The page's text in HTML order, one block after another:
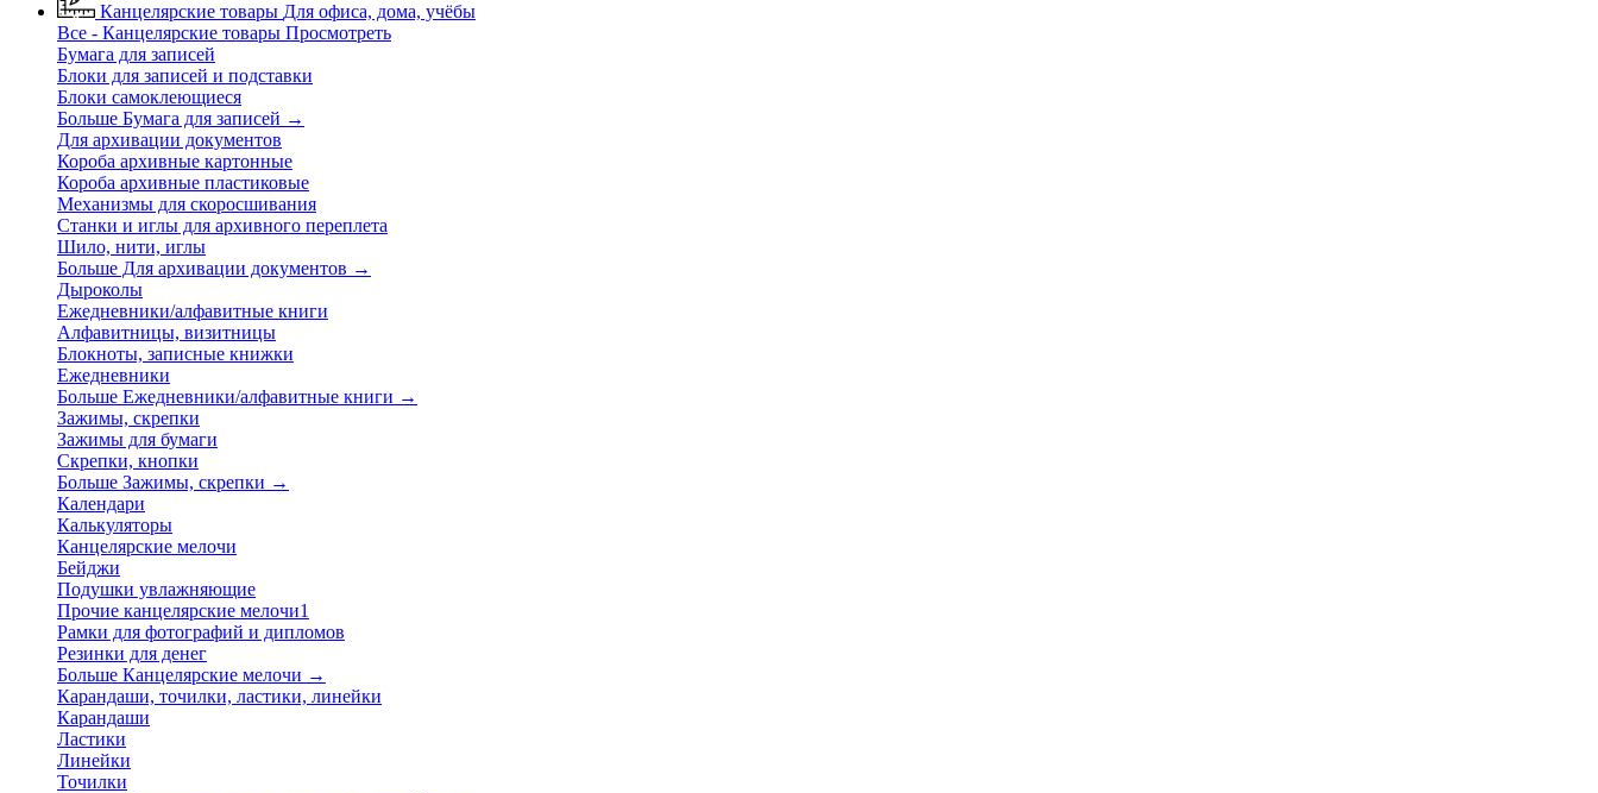
Канцелярские товары Для офиса, дома, учёбы
Все - Канцелярские товары Просмотреть
Бумага для записей
Блоки для записей и подставки
Блоки самоклеющиеся
Больше Бумага для записей →
Для архивации документов
Короба архивные картонные
Короба архивные пластиковые
Механизмы для скоросшивания
Станки и иглы для архивного переплета
Шило, нити, иглы
Больше Для архивации документов →
Дыроколы
Ежедневники/алфавитные книги
Алфавитницы, визитницы
Блокноты, записные книжки
Ежедневники
Больше Ежедневники/алфавитные книги →
Зажимы, скрепки
Зажимы для бумаги
Скрепки, кнопки
Больше Зажимы, скрепки →
Календари
Калькуляторы
Канцелярские мелочи
Бейджи
Подушки увлажняющие
Прочие канцелярские мелочи1
Рамки для фотографий и дипломов
Резинки для денег
Больше Канцелярские мелочи →
Карандаши, точилки, ластики, линейки
Карандаши
Ластики
Линейки
Точилки